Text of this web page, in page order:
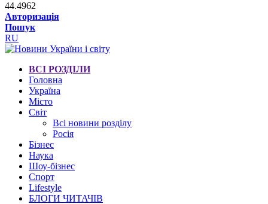
44.4962
Авторизація
Пошук
RU
ВСІ РОЗДІЛИ
Головна
Україна
Місто
Світ
Всі новини розділу
Росія
Бізнес
Наука
Шоу-бізнес
Спорт
Lifestyle
БЛОГИ ЧИТАЧІВ